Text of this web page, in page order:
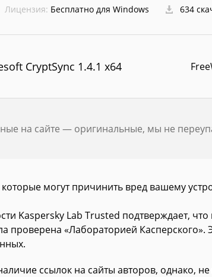
Лицензия: Бесплатно для Windows 634
CryptSync 1.4.1 x64
на сайте — оригинальные, мы не
могут причинить вред вашему
Kaspersky Lab Trusted подтверждает,
проверена «Лабораторией Касперского».
ссылок на сайты авторов, однако,